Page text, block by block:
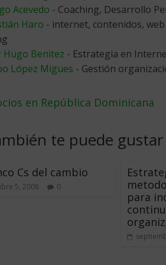
Acevedo - Coaching, Desarrollo
Haro - internet, contenidos,
Hugo Benitez - Estrategia en
López Migues - Gestión
en República Dominicana
te puede gustar
Cs del cambio
5, 2008 0
para